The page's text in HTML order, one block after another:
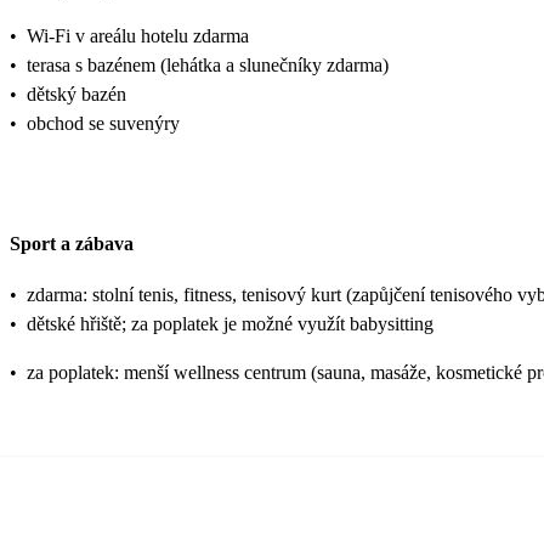
• Wi-Fi v areálu hotelu zdarma
• terasa s bazénem (lehátka a slunečníky zdarma)
• dětský bazén
• obchod se suvenýry
Sport a zábava
• zdarma: stolní tenis, fitness, tenisový kurt (zapůjčení tenisového
• dětské hřiště; za poplatek je možné využít babysitting
• za poplatek: menší wellness centrum (sauna, masáže, kosmetické